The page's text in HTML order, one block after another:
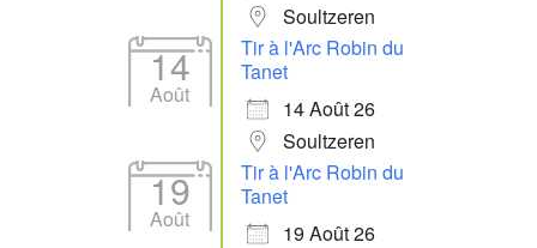
Soultzeren
14
Août
Tir à l'Arc Robin du
Tanet
14 Août 26
Soultzeren
19
Août
Tir à l'Arc Robin du
Tanet
19 Août 26